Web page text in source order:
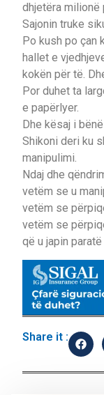
dhjetëra milionë
Sajonin truke
Po kush po çan
hallet e
kokën për të.
Por duhet ta
e papërlyer.
Dhe kësaj i
Shikoni deri ku
manipulimi.
Ndaj dhe
vetëm se u
vetëm se
vetëm se
që u japin paratë
Share it :